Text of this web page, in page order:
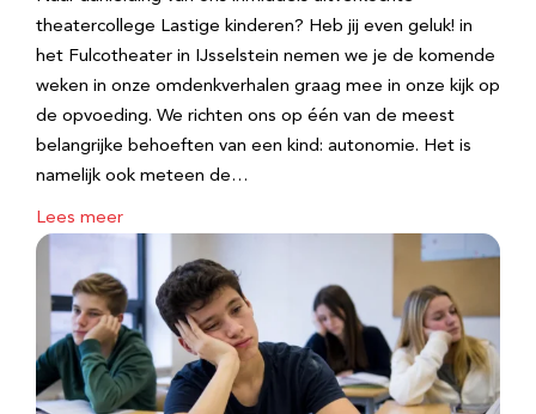
theatercollege Lastige kinderen? Heb jij even geluk! in
het Fulcotheater in IJsselstein nemen we je de komende
weken in onze omdenkverhalen graag mee in onze kijk op
de opvoeding. We richten ons op één van de meest
belangrijke behoeften van een kind: autonomie. Het is
namelijk ook meteen de…
Lees meer